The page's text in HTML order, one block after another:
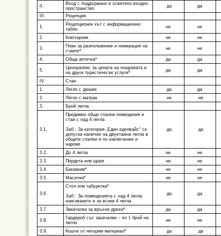
Вход с поддържано и осветено входно
пространство
да
да
Рецепция
1.
Рецепционен кът с информационно
табло
не не
2. Ключарник не не
3.
План за разположение и номерация на
стаите*
не не
4. Обща аптечка* да да
5.
Ценоразпис за цената на нощувката и
на други туристически услуги*
да да
IV.
Стаи
1.
Легло с дюшек да
да
2.
Легло с матрак не
не
3.
Брой легла
3.1.
Предимно общи спални помещения и
стаи с над 4 легла
Заб.: За категория „Един еделвайс“ се
допуска наличие на двуетажни легла в
общите спални и по изключение и
нарове
да да
3.2. До 4 легла не
не
3.3.
Пердета или щори не
не
3.4.
Багажник* не
не
3.5.
Масичка* не не
3.6.
Стол или табуретка*
Заб.: За помещенията с над 4 легла
изискването е за всеки 4 легла
да да
3.7. Закачалка за връхни дрехи* да да
3.8.
Гардероб със закачалки – по 1 брой на
легло
не не
3.9. Кошче от негорим материал* да
да